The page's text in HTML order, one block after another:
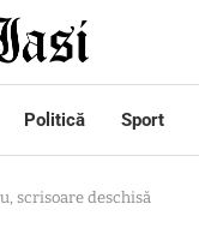
Politică Sport
scrisoare deschisă